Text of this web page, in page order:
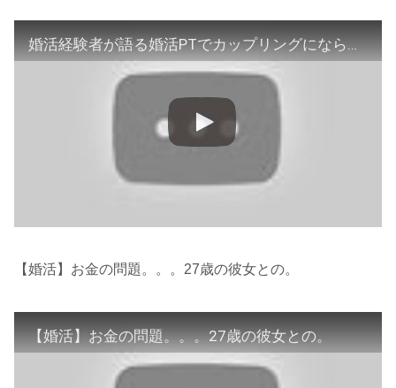
婚活経験者が語る婚活PTでカップリングにならない女性は中間の「アレ」で結果が大きく違う！
【婚活】お金の問題。。。27歳の彼女との。
【婚活】お金の問題。。。27歳の彼女との。